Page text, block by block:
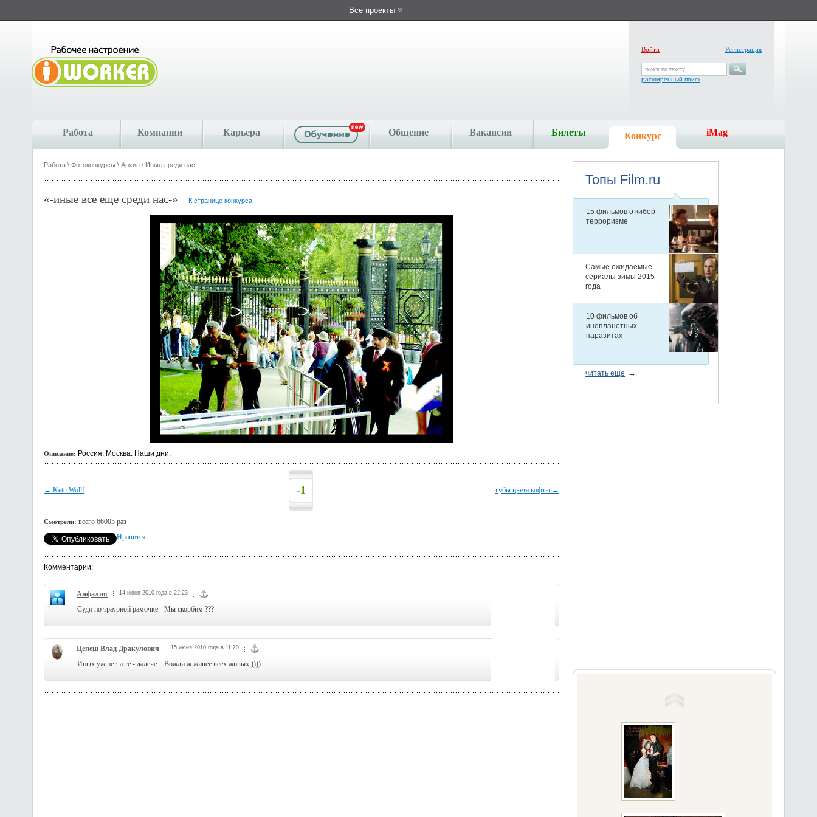
Все проекты
Войти Регистрация
поиск по тексту
расширенный поиск
Работа Компании Карьера Общение Вакансии Билеты Конкурс iMag
Работа \ Фотоконкурсы \ Архив \ Иные среди нас
«-иные все еще среди нас-» К странице конкурса
Описание: Россия. Москва. Наши дни.
← Ketti Wollf -1 губы цвета кофты →
Смотрели: всего 66005 раз
Нравится
Комментарии:
Анфалия 14 июня 2010 года в 22:23
Судя по траурной рамочке - Мы скорбим ???
Цепеш Влад Дракулович 15 июня 2010 года в 11:20
Иных уж нет, а те - далече... Вожди ж живее всех живых ))))